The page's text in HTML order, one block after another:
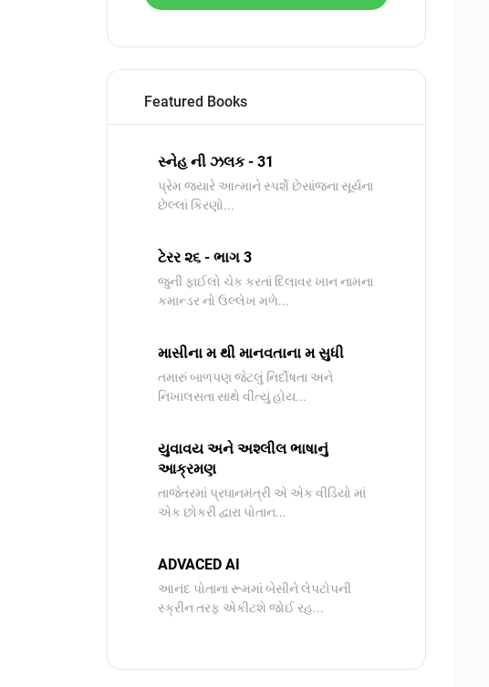
Featured Books
સ્નેહ ની ઝલક - 31
પ્રેમ જ્યારે આત્માને સ્પર્શે છેસાંજના સૂર્યના
છેલ્લાં કિરણો...
ટેરર ૨૬ - ભાગ 3
જુની ફાઈલો ચેક કરતાં દિલાવર ખાન નામના
કમાન્ડર નો ઉલ્લેખ મળે...
માસીના મ થી માનવતાના મ સુધી
તમારું બાળપણ જેટલું નિર્દોષતા અને
નિખાલસતા સાથે વીત્યું હોય...
યુવાવય અને અશ્લીલ ભાષાનું
આક્રમણ
તાજેતરમાં પ્રધાનમંત્રી એ એક વીડિયો માં
એક છોકરી દ્વારા પોતાન...
ADVACED AI
આનંદ પોતાના રૂમમાં બેસીને લેપટોપની
સ્ક્રીન તરફ એકીટશે જોઈ રહ...